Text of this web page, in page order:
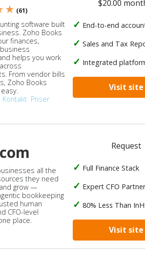
★ (61)
software built
Zoho Books
finances,
helps you work
From vendor bills
Zoho Books
Kontakt Priser
$20.00
End-to-end
Sales and Tax
Integrated
Visit site
all the
they need
grow —
bookkeeping
human
CFO-level
place.
Request
Full Finance Stack
Expert CFO Partner
80% Less Than
Visit site